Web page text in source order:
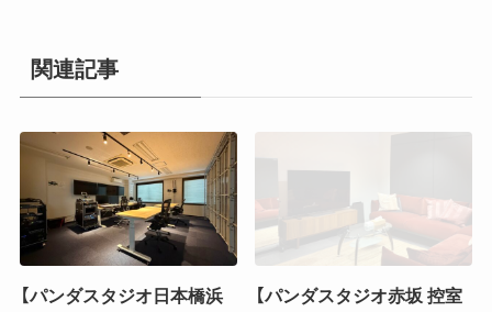
関連記事
【パンダスタジオ日本橋浜
【パンダスタジオ赤坂 控室